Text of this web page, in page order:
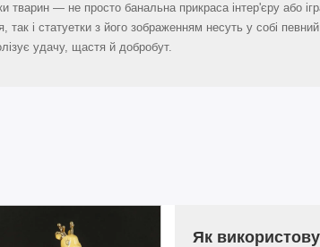
тварин — не просто банальна прикраса інтер'єру або
так і статуетки з його зображенням несуть у собі
удачу, щастя й добробут.
Як